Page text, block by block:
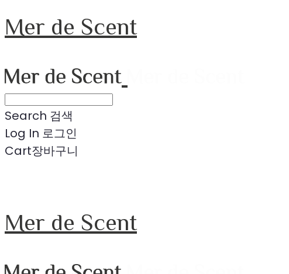
Mer de Scent
Search 검색
Log In 로그인
Cart장바구니
Mer de Scent